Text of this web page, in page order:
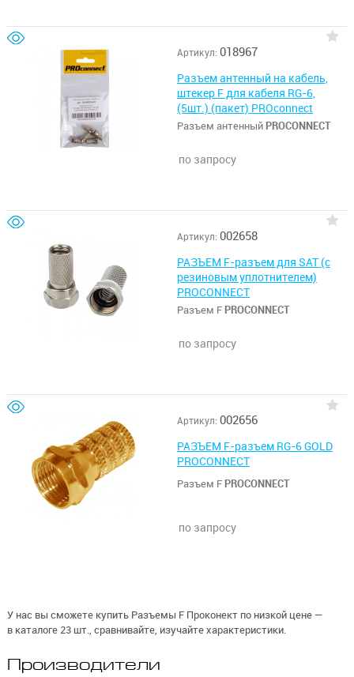
Артикул: 018967
Разъем антенный на кабель,
штекер F для кабеля RG-6,
(5шт.) (пакет) PROconnect
Разъем антенный PROCONNECT
по запросу
Артикул: 002658
РАЗЪЕМ F-разъем для SAT (с
резиновым уплотнителем)
PROCONNECT
Разъем F PROCONNECT
по запросу
Артикул: 002656
РАЗЪЕМ F-разъем RG-6 GOLD
PROCONNECT
Разъем F PROCONNECT
по запросу
У нас вы сможете купить Разъемы F Проконект по низкой цене —
в каталоге 23 шт., сравнивайте, изучайте характеристики.
Производители